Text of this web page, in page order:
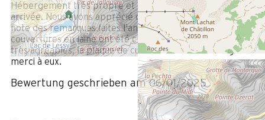
Hébergement très propre et qui sentait très bon à notre
arrivée. Nous avons apprécié que les propriétaires aient pris
note des remarques faites l'année précédente, les
couvertures en laine ont été changées au profit de couettes
très agréables, la plaque de cuisson a aussi été changée.
merci à eux.
Bewertung geschrieben am 06/01/2025